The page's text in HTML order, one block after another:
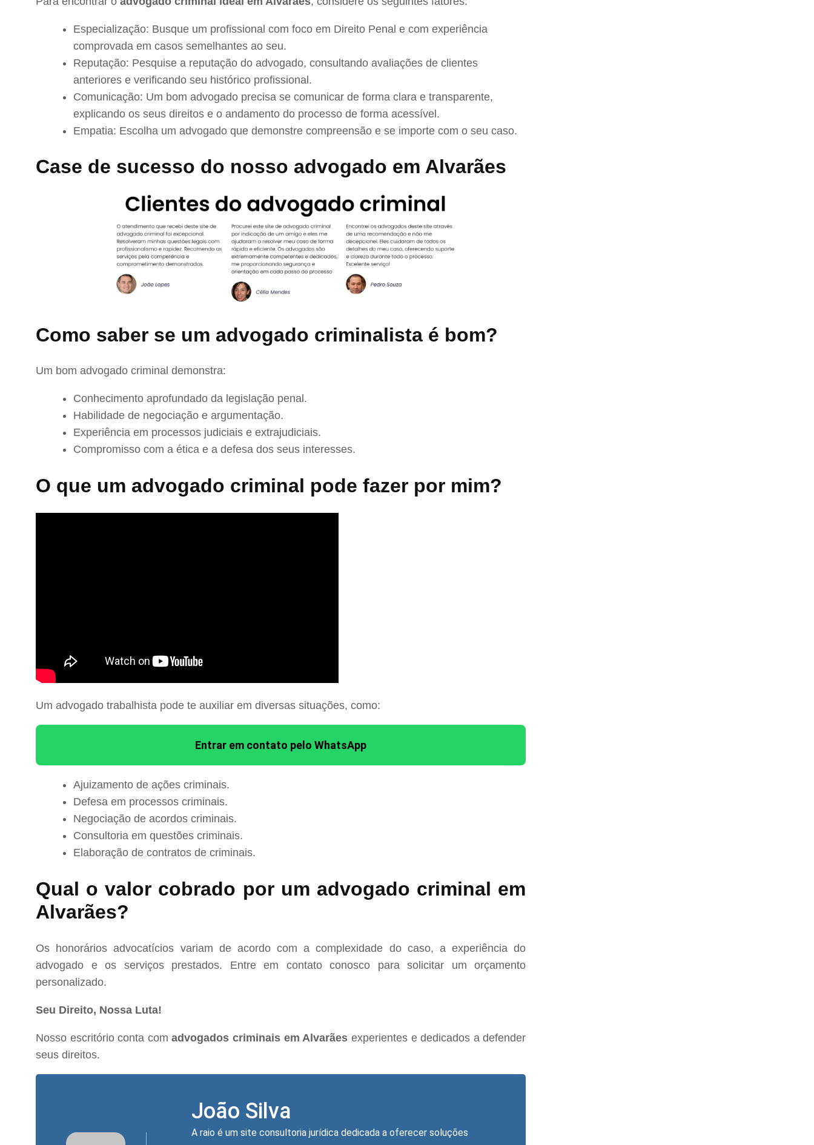
Especialização: Busque um profissional com foco em Direito Penal e com experiência
comprovada em casos semelhantes ao seu.
Reputação: Pesquise a reputação do advogado, consultando avaliações de clientes
anteriores e verificando seu histórico profissional.
Comunicação: Um bom advogado precisa se comunicar de forma clara e transparente,
explicando os seus direitos e o andamento do processo de forma acessível.
Empatia: Escolha um advogado que demonstre compreensão e se importe com o seu caso.
Case de sucesso do nosso advogado em Alvarães
Como saber se um advogado criminalista é bom?
Um bom advogado criminal demonstra:
Conhecimento aprofundado da legislação penal.
Habilidade de negociação e argumentação.
Experiência em processos judiciais e extrajudiciais.
Compromisso com a ética e a defesa dos seus interesses.
O que um advogado criminal pode fazer por mim?
Um advogado trabalhista pode te auxiliar em diversas situações, como:
Entrar em contato pelo WhatsApp
Ajuizamento de ações criminais.
Defesa em processos criminais.
Negociação de acordos criminais.
Consultoria em questões criminais.
Elaboração de contratos de criminais.
Qual o valor cobrado por um advogado criminal em
Alvarães?
Os honorários advocatícios variam de acordo com a complexidade do caso, a experiência do
advogado e os serviços prestados. Entre em contato conosco para solicitar um orçamento
personalizado.
Seu Direito, Nossa Luta!
Nosso escritório conta comadvogados criminais em Alvarães experientes e dedicados a defender
seus direitos.
João Silva
A raio é um site consultoria jurídica dedicada a oferecer soluções